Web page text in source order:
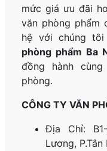
mức giá ưu đãi
văn phòng phẩm
hệ với chúng
phòng phẩm Ba
đồng hành
phòng.
CÔNG TY VĂN
Địa Chỉ:
Lương, P.Tân